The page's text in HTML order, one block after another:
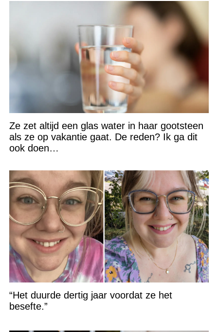
Ze zet altijd een glas water in haar gootsteen
als ze op vakantie gaat. De reden? Ik ga dit
ook doen…
“Het duurde dertig jaar voordat ze het
besefte.”